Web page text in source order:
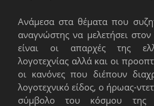
Ανάμεσα στα θέματα που
αναγνώστης να μελετήσει
είναι οι απαρχές της
λογοτεχνίας αλλά και οι
οι κανόνες που διέπουν
λογοτεχνικό είδος, ο ήρωας-
σύμβολο του κόσμου της